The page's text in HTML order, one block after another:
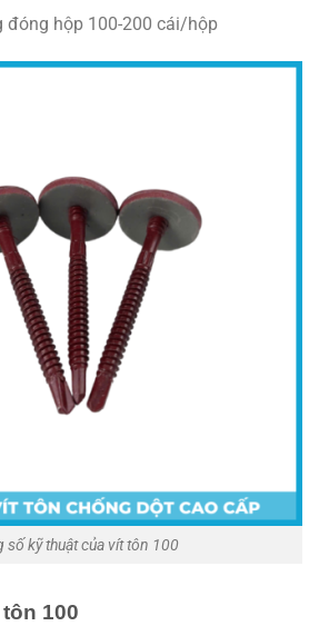
đóng hộp 100-200 cái/hộp
số kỹ thuật của vít tôn 100
100